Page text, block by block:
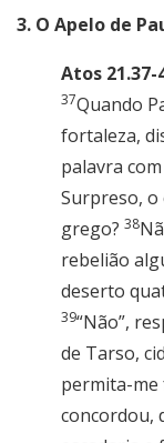
3. O Apelo de
Atos 21.37-
37Quando
fortaleza,
palavra
Surpreso, o
grego? 38
rebelião
deserto
39“Não”,
de Tarso,
permita-me
concordou,